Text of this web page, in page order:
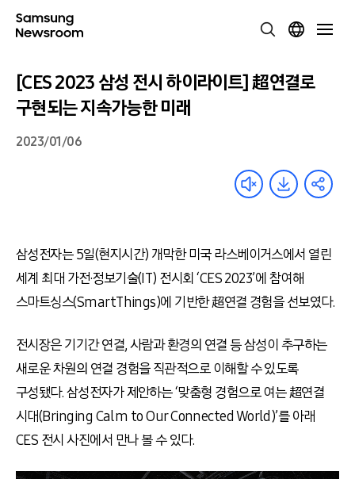
[CES 2023 삼성 전시 하이라이트] 超연결로
구현되는 지속가능한 미래
2023/01/06
삼성전자는 5일(현지시간) 개막한 미국 라스베이거스에서 열린
세계 최대 가전·정보기술(IT) 전시회 ‘CES 2023’에 참여해
스마트싱스(SmartThings)에 기반한 超연결 경험을 선보였다.
전시장은 기기간 연결,사람과 환경의 연결 등 삼성이 추구하는
새로운 차원의 연결 경험을 직관적으로 이해할 수 있도록
구성됐다.삼성전자가 제안하는‘맞춤형 경험으로 여는 超연결
시대(Bringing Calm to Our Connected World)’를 아래
CES 전시 사진에서 만나 볼 수 있다.